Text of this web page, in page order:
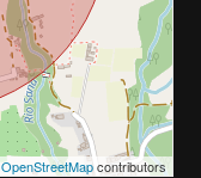
OpenStreetMapcontributors